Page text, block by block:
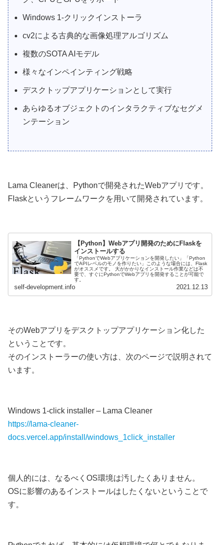
Windows 1-クリックインストーラ
cv2による古典的な画像処理アルゴリズム
複数のSOTA AIモデル
様々なインペインティング戦略
デスクトップアプリケーションとして実行
あらゆるオブジェクトのインタラクティブなセグメ
ンテーション
Lama Cleanerは、Pythonで開発されたWebアプリです。
Flaskというフレームワークを用いて開発されています。
【Python】Webアプリ開発のためにFlaskを
インストールする
「PythonでWebアプリケーションを開発したい」「Python
でAPIレベルのモノを作りたい」このような場合には、Flask
がオススメです。 大がかかりなインストール作業などは不
要で、すぐにPythonでWebアプリを開発することが可能で
す。
self-development.info 2021.12.13
そのWebアプリをデスクトップアプリケーション化した
ということです。
そのインストーラーの使い方は、次のページで説明されて
います。
Windows 1-click installer – Lama Cleaner
https://lama-cleaner-
docs.vercel.app/install/windows_1click_installer
個人的には、なるべくOS環境は汚したくありません。
OSに影響のあるインストールはしたくないということで
す。